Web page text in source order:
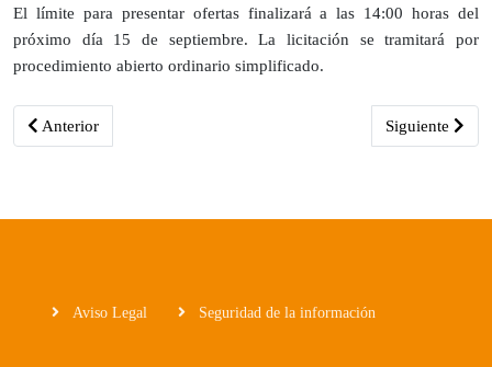
El límite para presentar ofertas finalizará a las 14:00 horas del
próximo día 15 de septiembre. La licitación se tramitará por
procedimiento abierto ordinario simplificado.
Artículo anterior: El Gobierno de La Rioja ofrece a los centros
Anterior Artículo
Siguiente
Aviso Legal Seguridad de la información